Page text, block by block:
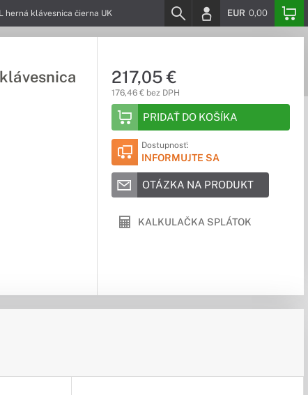
herná klávesnica čierna UK EUR 0,00
217,05 €
176,46 € bez DPH
PRIDAŤ DO KOŠÍKA
Dostupnosť:
INFORMUJTE SA
OTÁZKA NA PRODUKT
KALKULAČKA SPLÁTOK